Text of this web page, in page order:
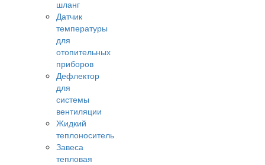
шланг
Датчик
температуры
для
отопительных
приборов
Дефлектор
для
системы
вентиляции
Жидкий
теплоноситель
Завеса
тепловая